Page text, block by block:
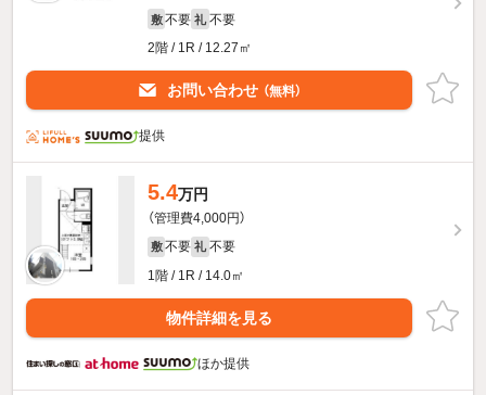
敷 不要 礼 不要
2階 / 1R / 12.27㎡
お問い合わせ （無料）
提供
5.4万円
（管理費4,000円）
敷 不要 礼 不要
1階 / 1R / 14.0㎡
物件詳細を見る
ほか提供